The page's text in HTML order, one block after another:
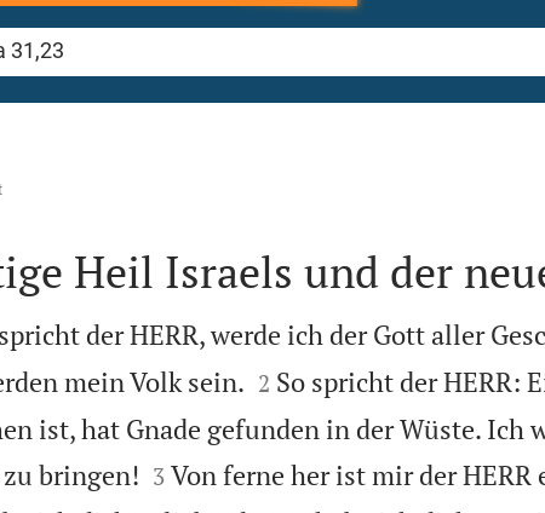
Heil Israels und der
der HERR, werde ich der Gott aller
mein Volk sein.
2 So spricht der HERR:
ist, hat Gnade gefunden in der Wüste. Ich
bringen!
3 Von ferne her ist mir der